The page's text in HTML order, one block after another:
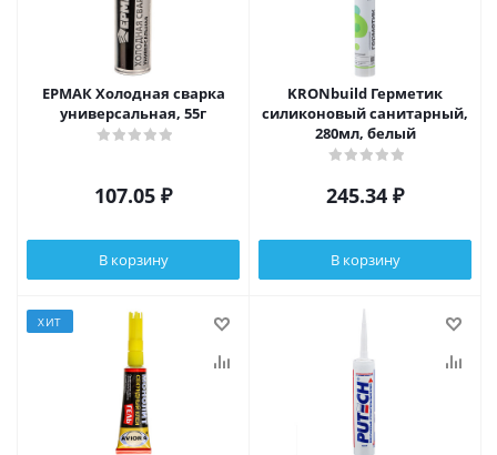
ЕРМАК Холодная сварка
универсальная, 55г
107.05 ₽
В корзину
KRONbuild Герметик
силиконовый санитарный,
280мл, белый
245.34 ₽
В корзину
ХИТ